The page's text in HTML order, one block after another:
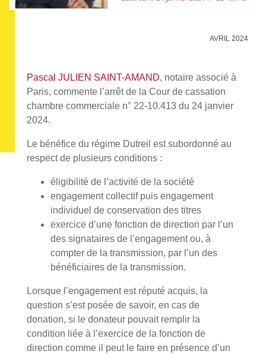
AVRIL 2024
Pascal JULIEN SAINT-AMAND, notaire associé à
Paris, commente l’arrêt de la Cour de cassation
chambre commerciale n° 22-10.413 du 24 janvier
2024.
Le bénéfice du régime Dutreil est subordonné au
respect de plusieurs conditions :
éligibilité de l’activité de la société
engagement collectif puis engagement
individuel de conservation des titres
exercice d’une fonction de direction par l’un
des signataires de l’engagement ou, à
compter de la transmission, par l’un des
bénéficiaires de la transmission.
Lorsque l’engagement est réputé acquis, la
question s’est posée de savoir, en cas de
donation, si le donateur pouvait remplir la
condition liée à l’exercice de la fonction de
direction comme il peut le faire en présence d’un